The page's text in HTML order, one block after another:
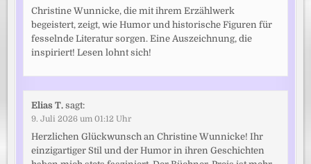
Christine Wunnicke, die mit ihrem Erzählwerk
begeistert, zeigt, wie Humor und historische Figuren für
fesselnde Literatur sorgen. Eine Auszeichnung, die
inspiriert! Lesen lohnt sich!
Elias T. sagt:
9. Juli 2026 um 01:12 Uhr
Herzlichen Glückwunsch an Christine Wunnicke! Ihr
einzigartiger Stil und der Humor in ihren Geschichten